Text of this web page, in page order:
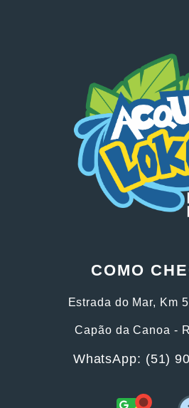
COMO
Estrada do Mar, Km
Capão da Canoa -
WhatsApp: (51)